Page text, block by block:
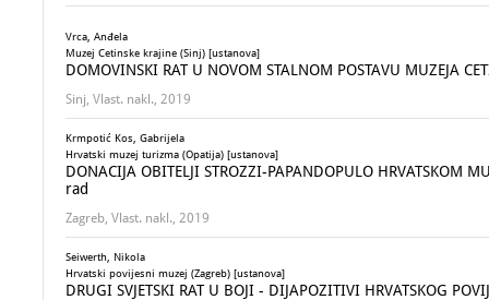
Vrca, Anđela
Muzej Cetinske krajine (Sinj) [ustanova]
DOMOVINSKI RAT U NOVOM STALNOM POSTAVU MUZEJA
Sinj, Vlast. nakl., 2019
Krmpotić Kos, Gabrijela
Hrvatski muzej turizma (Opatija) [ustanova]
DONACIJA OBITELJI STROZZI-PAPANDOPULO HRVATSKOM
rad
Zagreb, Vlast. nakl., 2019
Seiwerth, Nikola
Hrvatski povijesni muzej (Zagreb) [ustanova]
DRUGI SVJETSKI RAT U BOJI - DIJAPOZITIVI HRVATSKOG